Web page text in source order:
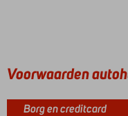
Voorwaarden
Borg en creditcard